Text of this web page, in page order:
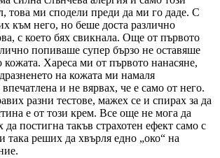
това ми сподели преди да ми го даде. С
към него, но беше доста различно
с което бях свикнала. Още от първото
попиваше супер бързо не оставяше
Хареса ми от първото нанасяне,
на кожата ми намаля
и не вярвах, че е само от него.
разни тестове, мажех се и спирах за да
е от този крем. Все още не мога да
да постигна такъв страхотен ефект само с
така реших да хвърля едно „око“ на